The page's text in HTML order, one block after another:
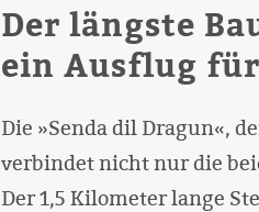
Der längste
ein Ausflug
Die »Senda dil Dragun«,
verbindet nicht nur die
Der 1,5 Kilometer lange